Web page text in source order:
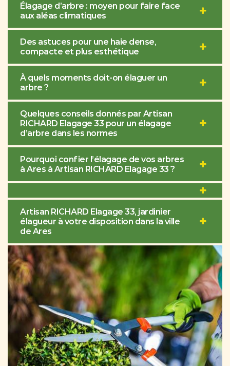
Élagage d’arbre : moyen pour faire face
aux aléas climatiques
Des astuces pour une haie dense,
compacte et plus esthétique
À quels moments doit-on élaguer un
arbre ?
Quelques conseils donnés par Artisan
RICHARD Elagage 33 pour un élagage
d’arbre dans les normes
Pourquoi confier l’élagage de vos arbres
à Ares à Artisan RICHARD Elagage 33 ?
Artisan RICHARD Elagage 33, jardinier
élagueur à votre disposition dans la ville
de Ares